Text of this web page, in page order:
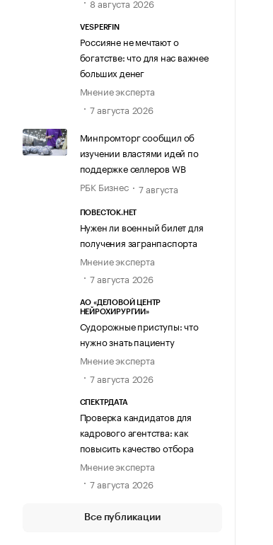
8 августа 2026
VESPERFIN
Россияне не мечтают о
богатстве: что для нас важнее
больших денег
Мнение эксперта
7 августа 2026
Минпромторг сообщил об
изучении властями идей по
поддержке селлеров WB
РБК Бизнес
7 августа
ПОВЕСТОК.НЕТ
Нужен ли военный билет для
получения загранпаспорта
Мнение эксперта
7 августа 2026
АО «ДЕЛОВОЙ ЦЕНТР
НЕЙРОХИРУРГИИ»
Судорожные приступы: что
нужно знать пациенту
Мнение эксперта
7 августа 2026
СПЕКТРДАТА
Проверка кандидатов для
кадрового агентства: как
повысить качество отбора
Мнение эксперта
7 августа 2026
Все публикации